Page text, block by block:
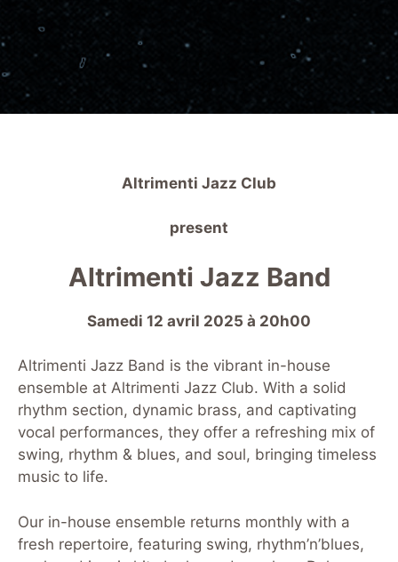
Altrimenti Jazz Club
present
Altrimenti Jazz Band
Samedi 12 avril 2025 à 20h00
Altrimenti Jazz Band is the vibrant in-house
ensemble at Altrimenti Jazz Club. With a solid
rhythm section, dynamic brass, and captivating
vocal performances, they offer a refreshing mix of
swing, rhythm & blues, and soul, bringing timeless
music to life.
Our in-house ensemble returns monthly with a
fresh repertoire, featuring swing, rhythm’n’blues,